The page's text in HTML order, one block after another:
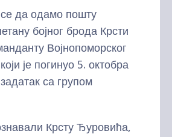
да одамо пошту
бојног брода Крсти
Војнопоморског
је погинуо 5. октобра
са групом
Крсту Ђуровића,